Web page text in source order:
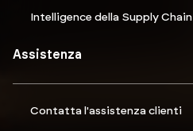
Intelligence della Supply Chain
Assistenza
Contatta l'assistenza clienti